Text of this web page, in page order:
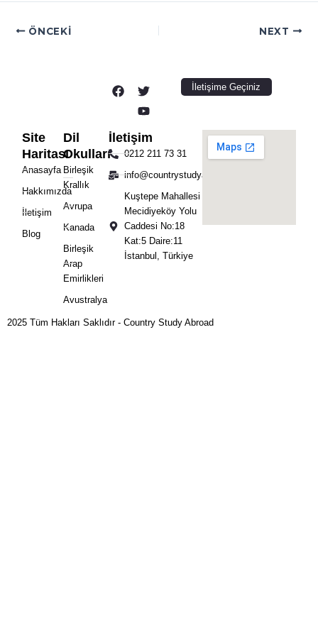
ÖNCEKI NEXT
F
a
b
o
o
k
T
w
i
t
e
r
Y
o
u
u
b
e
İletişime Geçiniz
Site
Haritası
Anasayfa
Hakkımızda
İletişim
Blog
Dil
Okulları
Birleşik
Krallık
Avrupa
Kanada
Birleşik
Arap
Emirlikleri
Avustralya
İletişim
0212 211 73 31
info@countrystudyabroad.com
Kuştepe Mahallesi
Mecidiyeköy Yolu
Caddesi No:18
Kat:5 Daire:11
İstanbul, Türkiye
2025 Tüm Hakları Saklıdır - Country Study Abroad